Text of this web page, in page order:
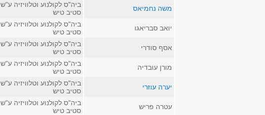
משה נחמיאס
ביה"ס לקולנוע וטלוויזיה ע"ש
סטיב טיש
יואב סבריאגו
ביה"ס לקולנוע וטלוויזיה ע"ש
סטיב טיש
אסף סודרי
ביה"ס לקולנוע וטלוויזיה ע"ש
סטיב טיש
מורן עובדיה
ביה"ס לקולנוע וטלוויזיה ע"ש
סטיב טיש
יערה עוזרי
ביה"ס לקולנוע וטלוויזיה ע"ש
סטיב טיש
עטרה פריש
ביה"ס לקולנוע וטלוויזיה ע"ש
סטיב טיש